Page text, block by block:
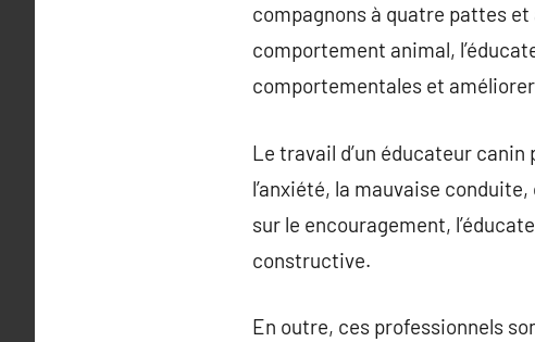
compagnons à quatre pattes
comportement animal,
comportementales et
Le travail d’un éducateur
l’anxiété, la mauvaise
sur le encouragement,
constructive.
En outre, ces professionnels